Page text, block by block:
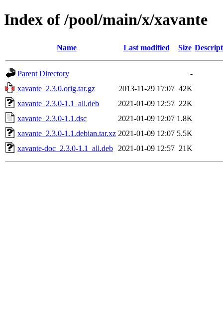
Index of /pool/main/x/xavante
Name Last modified Size
Parent Directory
-
xavante_2.3.0.orig.tar.gz
2013-11-29 17:07 42K
xavante_2.3.0-1.1_all.deb
2021-01-09 12:57 22K
xavante_2.3.0-1.1.dsc
2021-01-09 12:07 1.8K
xavante_2.3.0-1.1.debian.tar.xz 2021-01-09 12:07 5.5K
xavante-doc_2.3.0-1.1_all.deb
2021-01-09 12:57 21K